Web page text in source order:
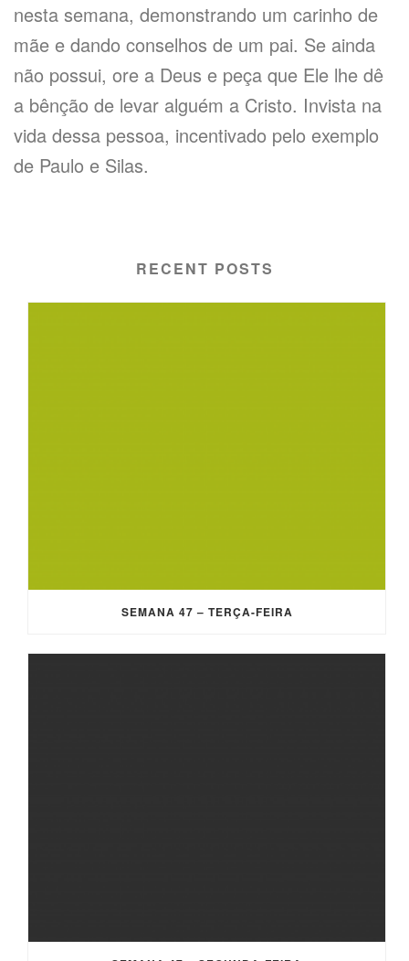
nesta semana, demonstrando um carinho de
mãe e dando conselhos de um pai. Se ainda
não possui, ore a Deus e peça que Ele lhe dê
a bênção de levar alguém a Cristo. Invista na
vida dessa pessoa, incentivado pelo exemplo
de Paulo e Silas.
RECENT POSTS
SEMANA 47 – TERÇA-FEIRA